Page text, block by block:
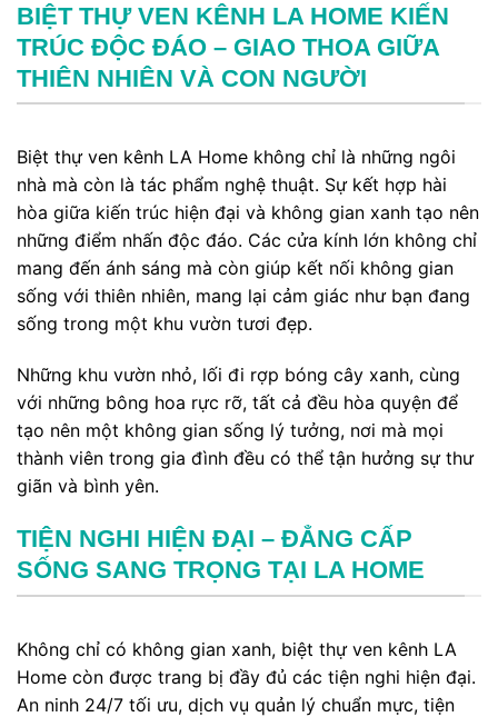
BIỆT THỰ VEN KÊNH LA HOME KIẾN
TRÚC ĐỘC ĐÁO – GIAO THOA GIỮA
THIÊN NHIÊN VÀ CON NGƯỜI
Biệt thự ven kênh LA Home không chỉ là những ngôi
nhà mà còn là tác phẩm nghệ thuật. Sự kết hợp hài
hòa giữa kiến trúc hiện đại và không gian xanh tạo nên
những điểm nhấn độc đáo. Các cửa kính lớn không chỉ
mang đến ánh sáng mà còn giúp kết nối không gian
sống với thiên nhiên, mang lại cảm giác như bạn đang
sống trong một khu vườn tươi đẹp.
Những khu vườn nhỏ, lối đi rợp bóng cây xanh, cùng
với những bông hoa rực rỡ, tất cả đều hòa quyện để
tạo nên một không gian sống lý tưởng, nơi mà mọi
thành viên trong gia đình đều có thể tận hưởng sự thư
giãn và bình yên.
TIỆN NGHI HIỆN ĐẠI – ĐẲNG CẤP
SỐNG SANG TRỌNG TẠI LA HOME
Không chỉ có không gian xanh, biệt thự ven kênh LA
Home còn được trang bị đầy đủ các tiện nghi hiện đại.
An ninh 24/7 tối ưu, dịch vụ quản lý chuẩn mực, tiện